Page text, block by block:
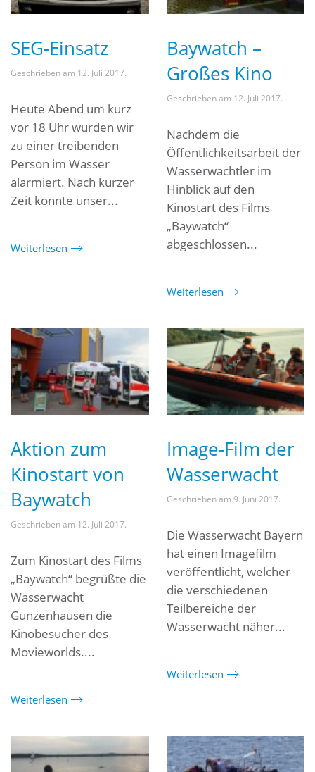
SEG-Einsatz
Geschrieben am 12. Juli 2017.
Heute Abend um kurz
vor 18 Uhr wurden wir
zu einer treibenden
Person im Wasser
alarmiert. Nach kurzer
Zeit konnte unser...
Weiterlesen
Baywatch –
Großes Kino
Geschrieben am 12. Juli 2017.
Nachdem die
Öffentlichkeitsarbeit der
Wasserwachtler im
Hinblick auf den
Kinostart des Films
„Baywatch“
abgeschlossen...
Weiterlesen
Aktion zum
Kinostart von
Baywatch
Geschrieben am 12. Juli 2017.
Zum Kinostart des Films
„Baywatch“ begrüßte die
Wasserwacht
Gunzenhausen die
Kinobesucher des
Movieworlds....
Weiterlesen
Image-Film der
Wasserwacht
Geschrieben am 9. Juni 2017.
Die Wasserwacht Bayern
hat einen Imagefilm
veröffentlicht, welcher
die verschiedenen
Teilbereiche der
Wasserwacht näher...
Weiterlesen